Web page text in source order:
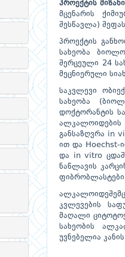
პროექტის
მცენარის
შესწავლა)
პროექტის
სახეობა
შერცეული 24
მეცნიერული
საკვლევი
სახეობა
დოქტორანტის
ალკალოიდების
განსაზღვრა in
ით და Hoechst-
და in vitro
ნაწლავის
ფიბრობლასტები
კვლევების
მაღალი
სახეობის
უვნებელია